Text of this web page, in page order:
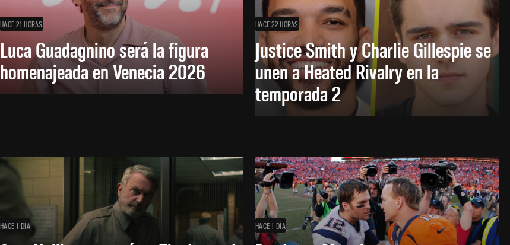
HACE 21 HORAS
Luca Guadagnino será la figura
homenajeada en Venecia 2026
HACE 22 HORAS
Justice Smith y Charlie Gillespie se
unen a Heated Rivalry en la
temporada 2
HACE 1 DÍA HACE 1 DÍA